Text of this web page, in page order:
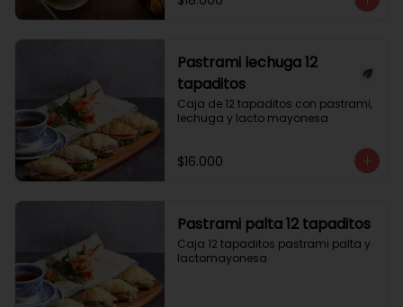
Pastrami lechuga 12
tapaditos
Caja de 12 tapaditos con pastrami,
lechuga y lacto mayonesa
$16.000
Pastrami palta 12 tapaditos
Caja 12 tapaditos pastrami palta y
lactomayonesa